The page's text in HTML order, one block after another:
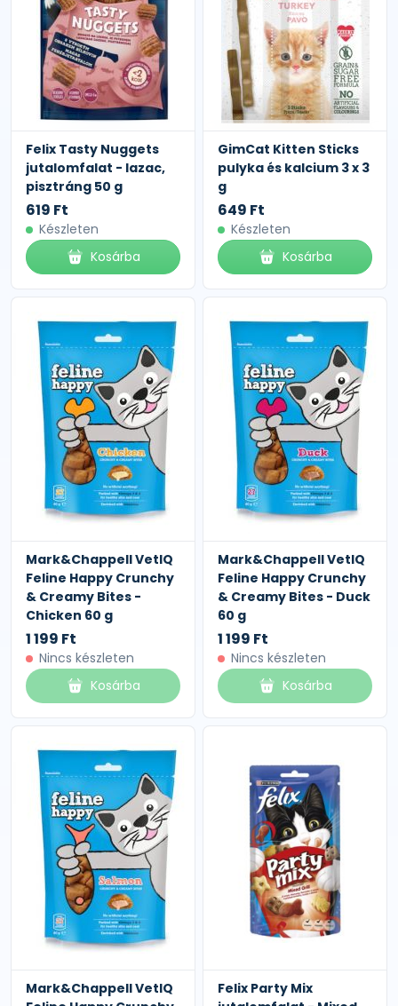
Felix Tasty Nuggets
jutalomfalat - lazac,
pisztráng 50 g
619 Ft
Készleten
Kosárba
GimCat Kitten Sticks
pulyka és kalcium 3 x 3
g
649 Ft
Készleten
Kosárba
Mark&Chappell VetIQ
Feline Happy Crunchy
& Creamy Bites -
Chicken 60 g
1 199 Ft
Nincs készleten
Kosárba
Mark&Chappell VetIQ
Feline Happy Crunchy
& Creamy Bites - Duck
60 g
1 199 Ft
Nincs készleten
Kosárba
Mark&Chappell VetIQ
Felix Party Mix